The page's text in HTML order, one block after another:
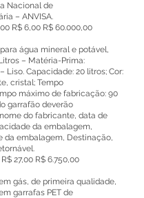
Nacional de
– ANVISA.
R$ 6,00 R$ 60.000,00
água mineral e potável,
– Matéria-Prima:
Liso. Capacidade: 20 litros; Cor:
cristal; Tempo
máximo de fabricação: 90
garrafão deverão
do fabricante, data de
da embalagem,
da embalagem, Destinação,
27,00 R$ 6.750,00
gás, de primeira qualidade,
garrafas PET de